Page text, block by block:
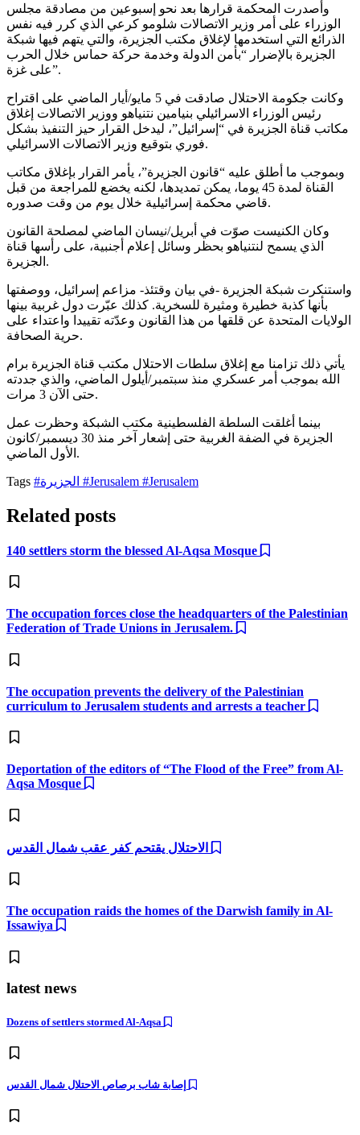
وأصدرت المحكمة قرارها بعد نحو إسبوعين من مصادقة مجلس
الوزراء على أمر وزير الاتصالات شلومو كرعي الذي كرر فيه نفس
الذرائع التي استخدمها لإغلاق مكتب الجزيرة، والتي يتهم فيها شبكة
الجزيرة بالإضرار “بأمن الدولة وخدمة حركة حماس خلال الحرب
على غزة”.
وكانت جكومة الاحتلال صادقت في 5 مايو/أيار الماضي على اقتراح
رئيس الوزراء الاسرائيلي بنيامين نتنياهو ووزير الاتصالات إغلاق
مكاتب قناة الجزيرة في “إسرائيل”، ليدخل القرار حيز التنفيذ بشكل
فوري بتوقيع وزير الاتصالات الاسرائيلي.
وبموجب ما أطلق عليه “قانون الجزيرة”، يأمر القرار بإغلاق مكاتب
القناة لمدة 45 يوما، يمكن تمديدها، لكنه يخضع للمراجعة من قبل
قاضي محكمة إسرائيلية خلال يوم من وقت صدوره.
وكان الكنيست صوّت في أبريل/نيسان الماضي لمصلحة القانون
الذي يسمح لنتنياهو بحظر وسائل إعلام أجنبية، على رأسها قناة
الجزيرة.
واستنكرت شبكة الجزيرة -في بيان وقتئذ- مزاعم إسرائيل، ووصفتها
بأنها كذبة خطيرة ومثيرة للسخرية. كذلك عبّرت دول غربية بينها
الولايات المتحدة عن قلقها من هذا القانون وعدّته تقييدا واعتداء على
حرية الصحافة.
يأتي ذلك تزامنا مع إغلاق سلطات الاحتلال مكتب قناة الجزيرة برام
الله بموجب أمر عسكري منذ سبتمبر/أيلول الماضي، والذي جددته
حتى الآن 3 مرات.
بينما أغلقت السلطة الفلسطينية مكتب الشبكة وحظرت عمل
الجزيرة في الضفة الغربية حتى إشعار آخر منذ 30 ديسمبر/كانون
الأول الماضي.
Tags #Jerusalem #Jerusalem
Related posts
140 settlers storm the blessed Al-Aqsa Mosque
The occupation forces close the headquarters of the Palestinian
Federation of Trade Unions in Jerusalem.
The occupation prevents the delivery of the Palestinian
curriculum to Jerusalem students and arrests a teacher
Deportation of the editors of “The Flood of the Free” from Al-
Aqsa Mosque
The occupation raids the homes of the Darwish family in Al-
Issawiya
latest news
Dozens of settlers stormed Al-Aqsa